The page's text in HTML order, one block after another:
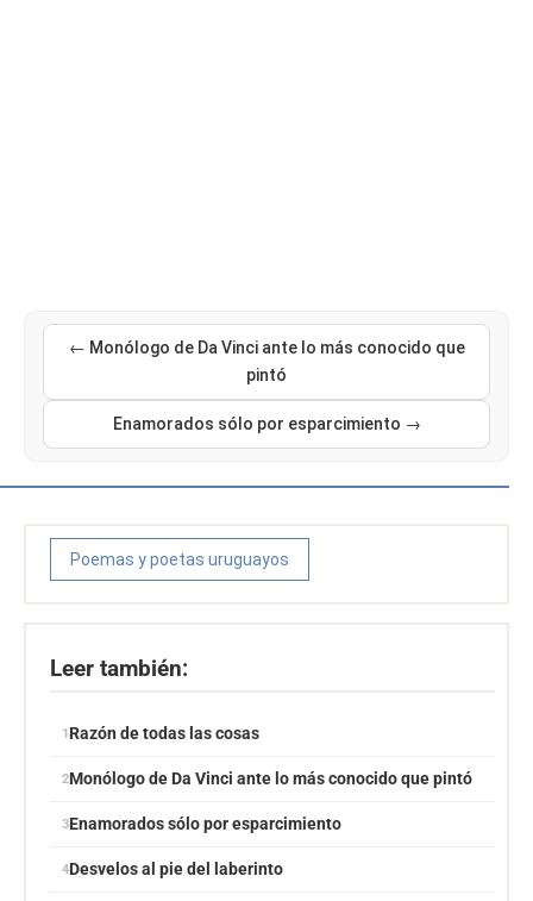
← Monólogo de Da Vinci ante lo más conocido que
pintó
Enamorados sólo por esparcimiento →
Poemas y poetas uruguayos
Leer también:
Razón de todas las cosas
Monólogo de Da Vinci ante lo más conocido que pintó
Enamorados sólo por esparcimiento
Desvelos al pie del laberinto